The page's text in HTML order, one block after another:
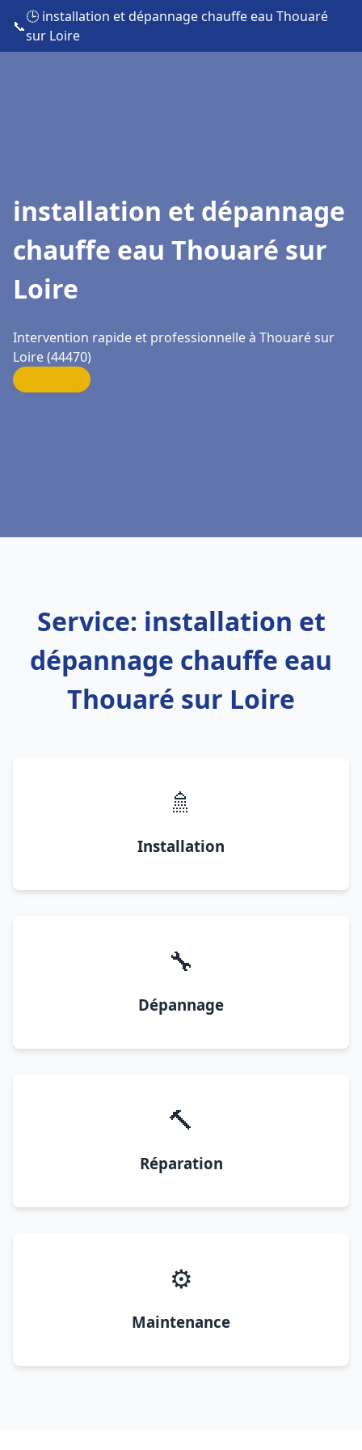
📞
🕒 installation et dépannage chauffe eau Thouaré
sur Loire
installation et dépannage
chauffe eau Thouaré sur
Loire
Intervention rapide et professionnelle à Thouaré sur
Loire (44470)
Service: installation et
dépannage chauffe eau
Thouaré sur Loire
🚿
Installation
🔧
Dépannage
🔨
Réparation
⚙️
Maintenance